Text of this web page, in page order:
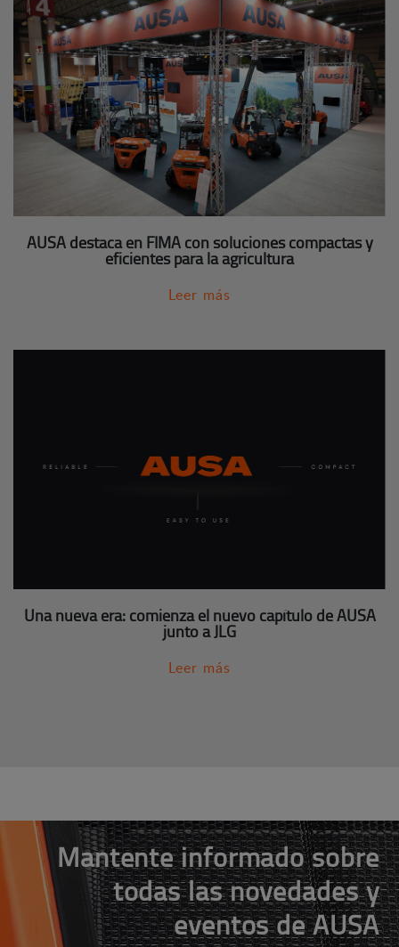
AUSA destaca en FIMA con soluciones compactas y
eficientes para la agricultura
Leer más
Una nueva era: comienza el nuevo capítulo de AUSA
junto a JLG
Leer más
Mantente informado sobre
todas las novedades y
eventos de AUSA